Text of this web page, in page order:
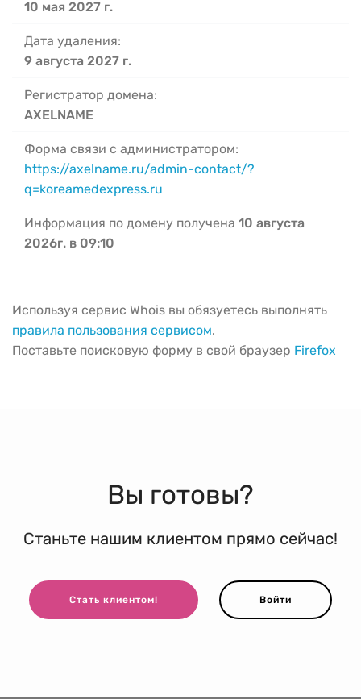
10 мая 2027 г.
Дата удаления:
9 августа 2027 г.
Регистратор домена:
AXELNAME
Форма связи с администратором:
https://axelname.ru/admin-contact/?
q=koreamedexpress.ru
Информация по домену получена 10 августа
2026г. в 09:10
Используя сервис Whois вы обязуетесь выполнять
правила пользования сервисом.
Поставьте поисковую форму в свой браузер Firefox
Вы готовы?
Станьте нашим клиентом прямо сейчас!
Стать клиентом! Войти